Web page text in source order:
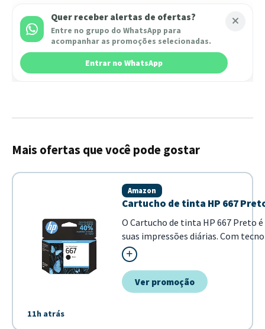
Quer receber alertas de ofertas?
Entre no grupo do WhatsApp para
acompanhar as promoções selecionadas.
Entrar no WhatsApp
Mais ofertas que você pode gostar
11h atrás
Cartucho de tinta HP 667
Amazon
O Cartucho de tinta HP 667 Preto
suas impressões diárias. Com
página. - Produto original HP m...
Ver promoção